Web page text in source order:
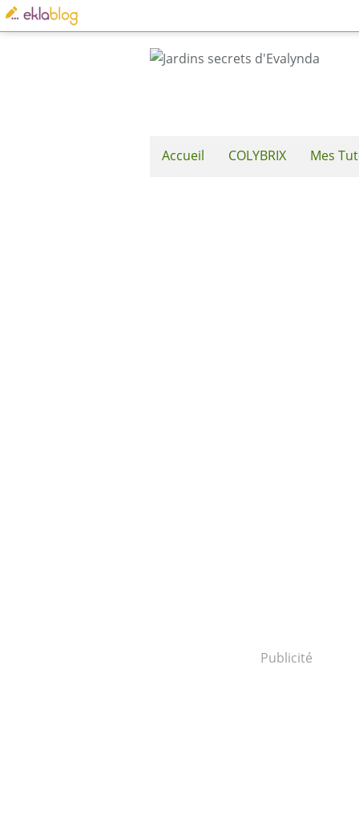
Accueil COLYBRIX Mes
Publicité